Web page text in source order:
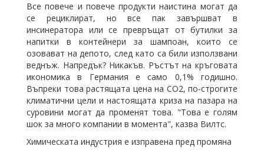
Все повече и повече продукти наистина могат да
се рециклират, но все пак завършват в
инсинератора или се превръщат от бутилки за
напитки в контейнери за шампоан, които се
озовават на депото, след като са били използвани
веднъж. Напредък? Никакъв. Ръстът на кръговата
икономика в Германия е само 0,1% годишно.
Въпреки това растящата цена на CO2, по-строгите
климатични цели и настоящата криза на пазара на
суровини могат да променят това. "Това е голям
шок за много компании в момента", казва Вилтс.
Химическата индустрия е изправена пред промяна